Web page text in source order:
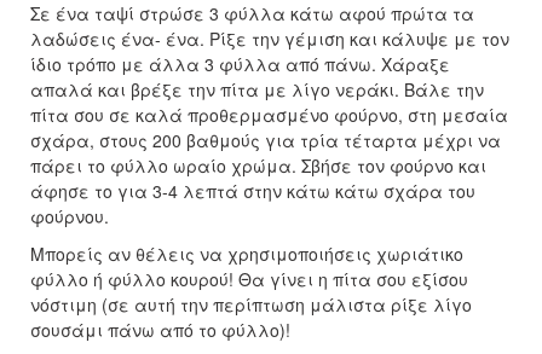
Σε ένα ταψί στρώσε 3 φύλλα κάτω αφού πρώτα τα
λαδώσεις ένα- ένα. Ρίξε την γέμιση και κάλυψε με τον
ίδιο τρόπο με άλλα 3 φύλλα από πάνω. Χάραξε
απαλά και βρέξε την πίτα με λίγο νεράκι. Βάλε την
πίτα σου σε καλά προθερμασμένο φούρνο, στη μεσαία
σχάρα, στους 200 βαθμούς για τρία τέταρτα μέχρι να
πάρει το φύλλο ωραίο χρώμα. Σβήσε τον φούρνο και
άφησε το για 3-4 λεπτά στην κάτω κάτω σχάρα του
φούρνου.
Μπορείς αν θέλεις να χρησιμοποιήσεις χωριάτικο
φύλλο ή φύλλο κουρού! Θα γίνει η πίτα σου εξίσου
νόστιμη (σε αυτή την περίπτωση μάλιστα ρίξε λίγο
σουσάμι πάνω από το φύλλο)!